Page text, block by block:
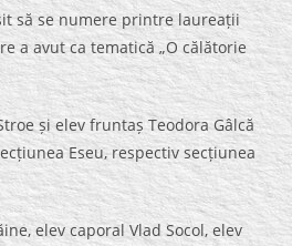
să se numere printre laureații
a avut ca tematică „O călătorie
și elev fruntaș Teodora Gâlcă
Eseu, respectiv secțiunea
elev caporal Vlad Socol, elev